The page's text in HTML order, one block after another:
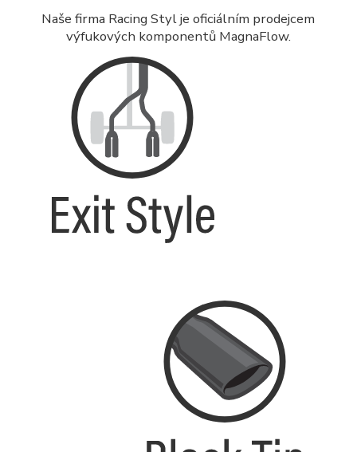
Naše firma Racing Styl je oficiálním prodejcem
výfukových komponentů MagnaFlow.